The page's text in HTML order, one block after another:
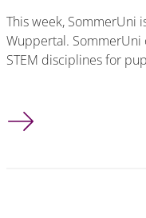
This week, SommerUni
Wuppertal. SommerUni
STEM disciplines for
SommerUni 2023